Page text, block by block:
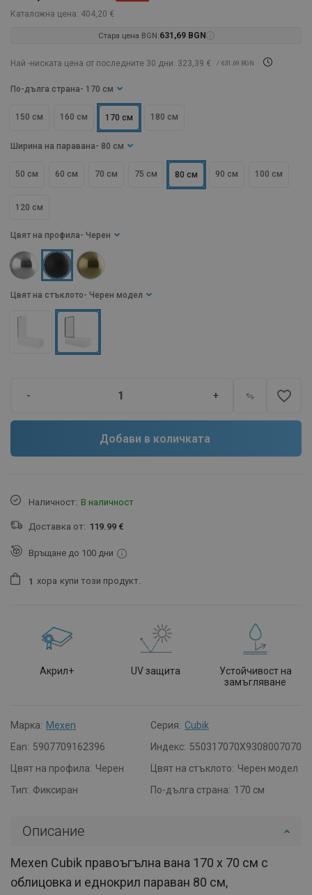
Каталожна цена: 404,20 €
Стара цена BGN:631,69 BGN
Най -ниската цена от последните 30 дни: 323,39 € / 631,69 BGN
По-дълга страна - 170 см
150 см 160 см 170 см 180 см
Цвят на стъклото - Черен модел
Цвят на профила - Черен
Ширина на паравана - 80 см
50 см 60 см 70 см 75 см 80 см 90 см 100 см
120 см
- + favorite_border
Добави в количката
Наличност: В наличност
Доставка от: 119.99 €
Връщане до 100 дни
1 хора купи този продукт.
Акрил+ UV защита
Устойчивост на
замъгляване
Марка: Mexen Серия: Cubik
Ean: 5907709162396 Индекс: 550317070X9308007070
Цвят на профила: Черен Цвят на стъклото: Черен модел
Тип: Фиксиран По-дълга страна: 170 см
Описание
Mexen Cubik правоъгълна вана 170 x 70 см с
облицовка и еднокрил параван 80 см,